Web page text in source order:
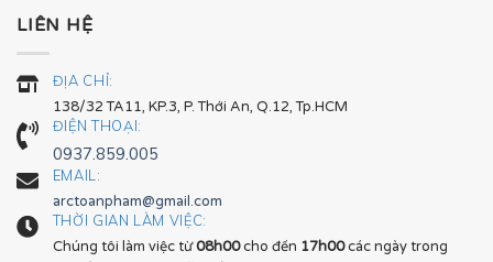
LIÊN HỆ
ĐỊA CHỈ:
138/32 TA11, KP.3, P. Thới An, Q.12, Tp.HCM
ĐIỆN THOẠI:
0937.859.005
EMAIL:
arctoanpham@gmail.com
THỜI GIAN LÀM VIỆC:
Chúng tôi làm việc từ08h00cho đến 17h00các ngày trong